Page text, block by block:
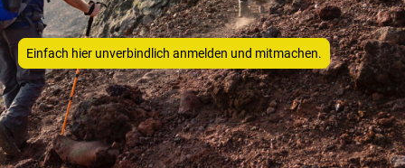
Einfach hier unverbindlich anmelden und mitmachen.